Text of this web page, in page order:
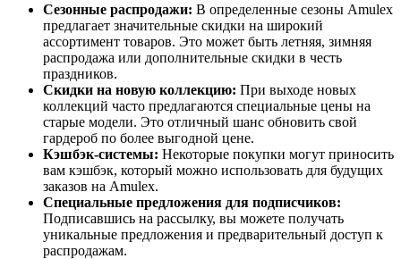
Сезонные распродажи: В определенные сезоны Amulex
предлагает значительные скидки на широкий
ассортимент товаров. Это может быть летняя, зимняя
распродажа или дополнительные скидки в честь
праздников.
Скидки на новую коллекцию: При выходе новых
коллекций часто предлагаются специальные цены на
старые модели. Это отличный шанс обновить свой
гардероб по более выгодной цене.
Кэшбэк-системы: Некоторые покупки могут приносить
вам кэшбэк, который можно использовать для будущих
заказов на Amulex.
Специальные предложения для подписчиков:
Подписавшись на рассылку, вы можете получать
уникальные предложения и предварительный доступ к
распродажам.